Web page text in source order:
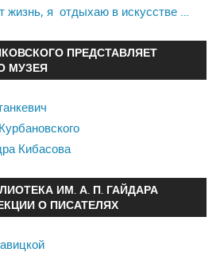
жизнь, я отдыхаю в искусстве …
ПРЕДСТАВЛЯЕТ
МУЗЕЯ
Кибасова
ИМ. А. П. ГАЙДАРА
О ПИСАТЕЛЯХ